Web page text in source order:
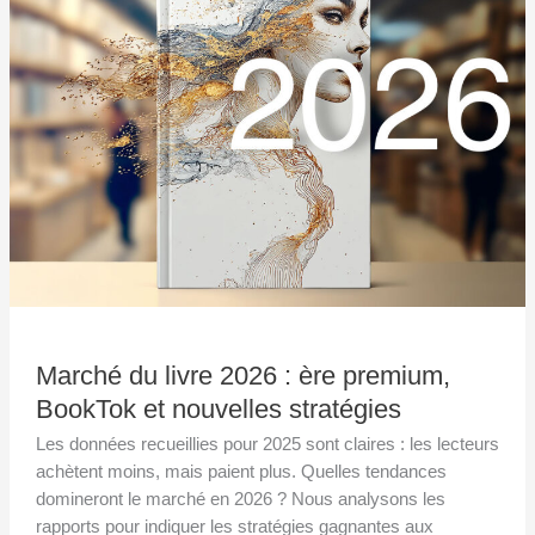
Marché du livre 2026 : ère premium,
BookTok et nouvelles stratégies
Les données recueillies pour 2025 sont claires : les lecteurs
achètent moins, mais paient plus. Quelles tendances
domineront le marché en 2026 ? Nous analysons les
rapports pour indiquer les stratégies gagnantes aux
2026
ère
premium,
BookTok
nouvelles
stratégies